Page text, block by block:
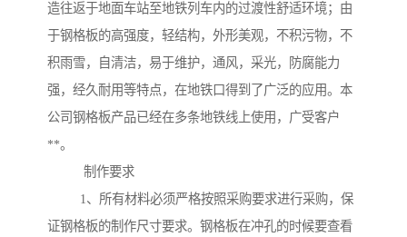
造往返于地面车站至地铁列车内的过渡性舒适环境；由
于钢格板的高强度，轻结构，外形美观，不积污物，不
积雨雪，自清洁，易于维护，通风，采光，防腐能力
强，经久耐用等特点，在地铁口得到了广泛的应用。本
公司钢格板产品已经在多条地铁线上使用，广受客户
**。
制作要求
1、所有材料必须严格按照采购要求进行采购，保
证钢格板的制作尺寸要求。钢格板在冲孔的时候要查看